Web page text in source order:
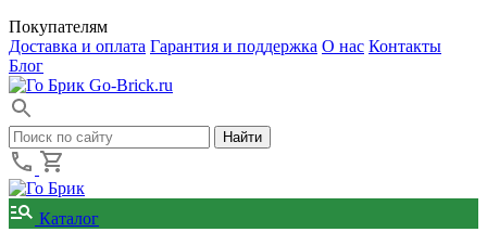
Покупателям
Доставка и оплата Гарантия и поддержка О нас Контакты
Блог
Go-Brick.ru
Каталог